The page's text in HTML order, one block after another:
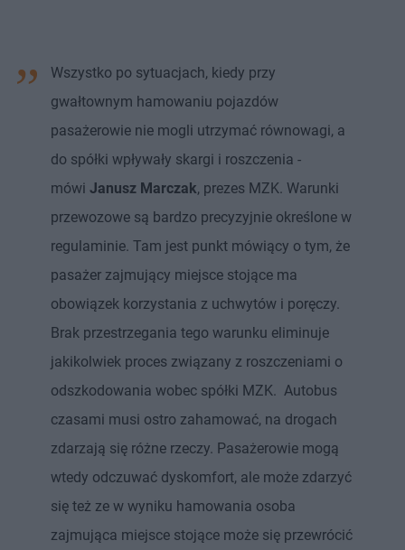
Wszystko po sytuacjach, kiedy przy
gwałtownym hamowaniu pojazdów
pasażerowie nie mogli utrzymać równowagi, a
do spółki wpływały skargi i roszczenia -
mówi Janusz Marczak, prezes MZK. Warunki
przewozowe są bardzo precyzyjnie określone w
regulaminie. Tam jest punkt mówiący o tym, że
pasażer zajmujący miejsce stojące ma
obowiązek korzystania z uchwytów i poręczy.
Brak przestrzegania tego warunku eliminuje
jakikolwiek proces związany z roszczeniami o
odszkodowania wobec spółki MZK. Autobus
czasami musi ostro zahamować, na drogach
zdarzają się różne rzeczy. Pasażerowie mogą
wtedy odczuwać dyskomfort, ale może zdarzyć
się też ze w wyniku hamowania osoba
zajmująca miejsce stojące może się przewrócić